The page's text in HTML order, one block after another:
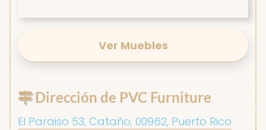
Ver Muebles
Dirección de PVC Furniture
El Paraiso 53, Cataño, 00962, Puerto Rico